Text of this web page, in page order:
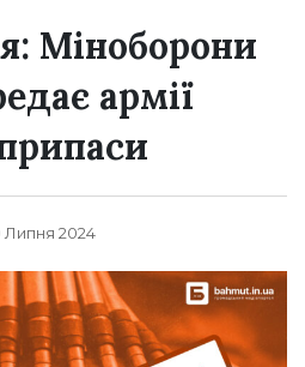
Міноборони
армії
Липня 2024